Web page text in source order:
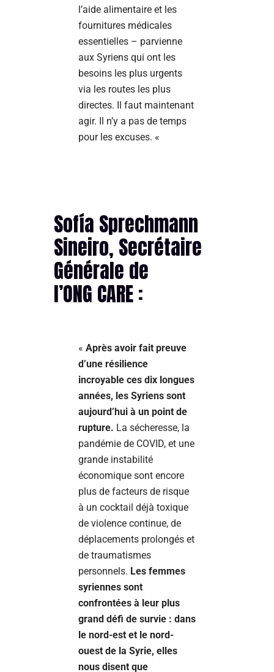
l’aide alimentaire et les
fournitures médicales
essentielles – parvienne
aux Syriens qui ont les
besoins les plus urgents
via les routes les plus
directes. Il faut maintenant
agir. Il n’y a pas de temps
pour les excuses. «
Sofía Sprechmann
Sineiro, Secrétaire
Générale de
l’ONG CARE :
« Après avoir fait preuve
d’une résilience
incroyable ces dix longues
années, les Syriens sont
aujourd’hui à un point de
rupture. La sécheresse, la
pandémie de COVID, et une
grande instabilité
économique sont encore
plus de facteurs de risque
à un cocktail déjà toxique
de violence continue, de
déplacements prolongés et
de traumatismes
personnels. Les femmes
syriennes sont
confrontées à leur plus
grand défi de survie : dans
le nord-est et le nord-
ouest de la Syrie, elles
nous disent que